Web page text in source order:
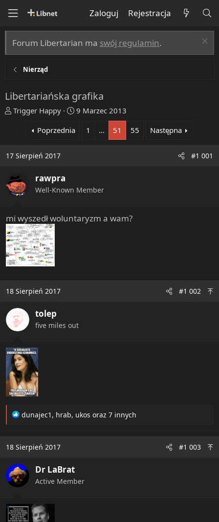
Zaloguj Rejestracja
Forum Libertarian ma swój regulamin.
Nierząd
Libertariańska grafika
T
a
d
t
a
e
r
Trigger Happy
R
t
9 Marzec 2013
Poprzednia
1 … 51 55 Następna
17 Sierpień 2017 #1 001
rawpra
Well-Known Member
mi wyszedł woluntaryzm a wam?
18 Sierpień 2017 #1 002
tolep
five miles out
R
t
o
n
s
dunajec1 , hrab, ukos oraz 7 innych
18 Sierpień 2017 #1 003
Dr LaBrat
Active Member